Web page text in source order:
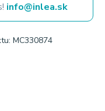
info@inlea.sk
MC330874